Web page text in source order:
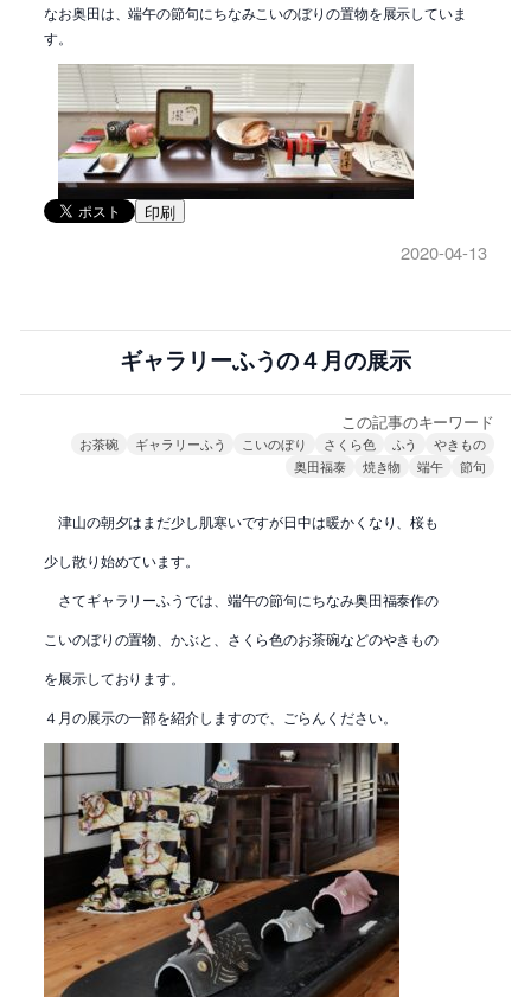
なお奥田は、端午の節句にちなみこいのぼりの置物を展示していま
す。
印刷
2020-04-13
ギャラリーふうの４月の展示
この記事のキーワード
お茶碗 ギャラリーふう こいのぼり さくら色 ふう
やきもの
奥田福泰
焼き物 端午 節句
津山の朝夕はまだ少し肌寒いですが日中は暖かくなり、桜も
少し散り始めています。
さてギャラリーふうでは、端午の節句にちなみ奥田福泰作の
こいのぼりの置物、かぶと、さくら色のお茶碗などのやきもの
を展示しております。
４月の展示の一部を紹介しますので、ごらんください。